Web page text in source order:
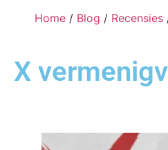
Home / Blog / Recensies
X